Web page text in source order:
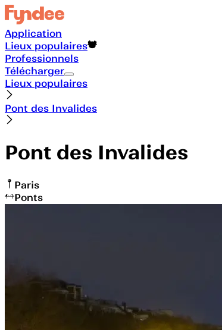
Application
Lieux populaires
Professionnels
Télécharger
Lieux populaires
Pont des Invalides
Pont des Invalides
Paris
Ponts